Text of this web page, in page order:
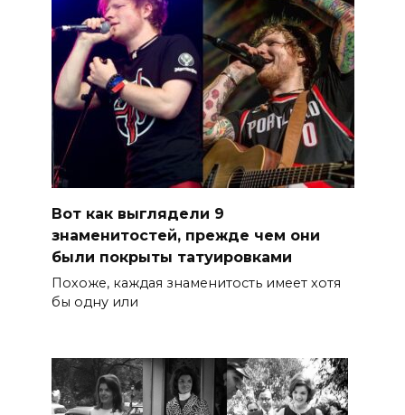
Вот как выглядели 9
знаменитостей, прежде чем они
были покрыты татуировками
Похоже, каждая знаменитость имеет хотя
бы одну или